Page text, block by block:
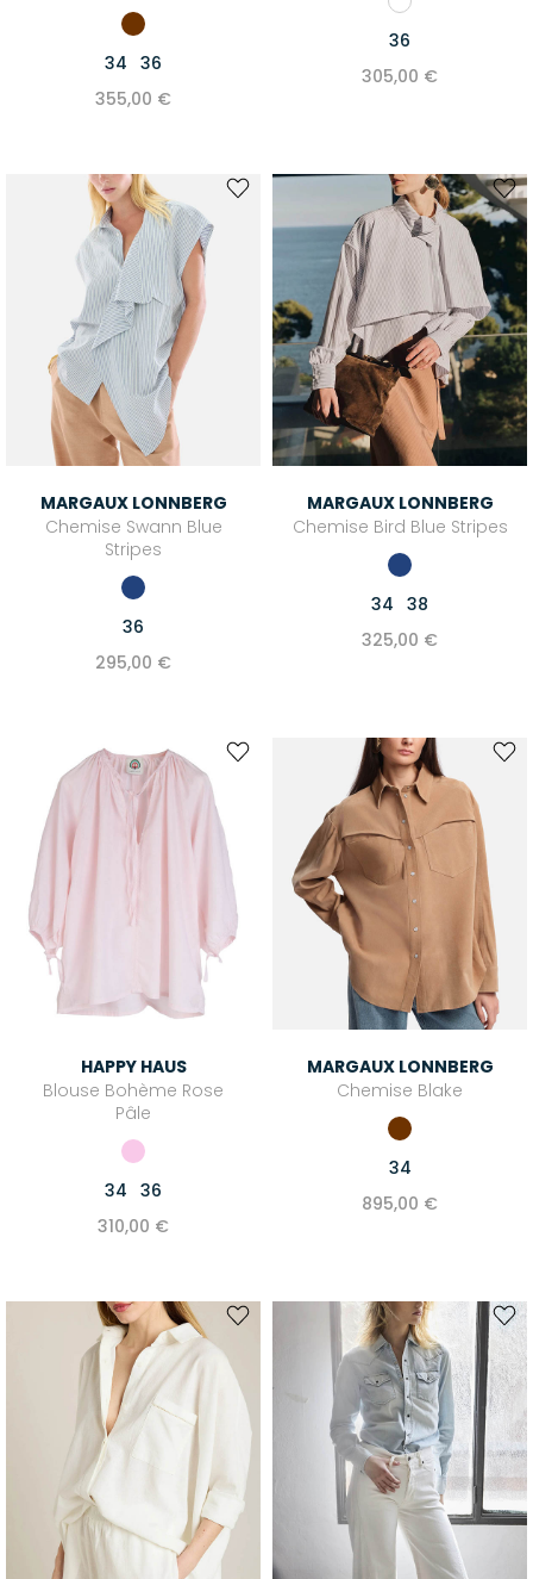
34 36
355,00 €
36
305,00 €
MARGAUX LONNBERG
Chemise Swann Blue
Stripes
36
295,00 €
MARGAUX LONNBERG
Chemise Bird Blue Stripes
34 38
325,00 €
HAPPY HAUS
Blouse Bohème Rose
Pâle
34 36
310,00 €
MARGAUX LONNBERG
Chemise Blake
34
895,00 €